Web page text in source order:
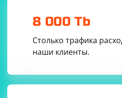
8 000 Tb
Столько трафика
наши клиенты.